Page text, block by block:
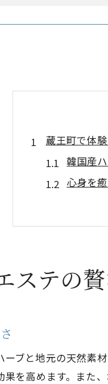
蔵王町で体
韓国産
心身を
地元エ
贅沢な
施術後
選ぶべき理
施術者
蔵王町
ステの
ブと地元の天然素
を高めます。また